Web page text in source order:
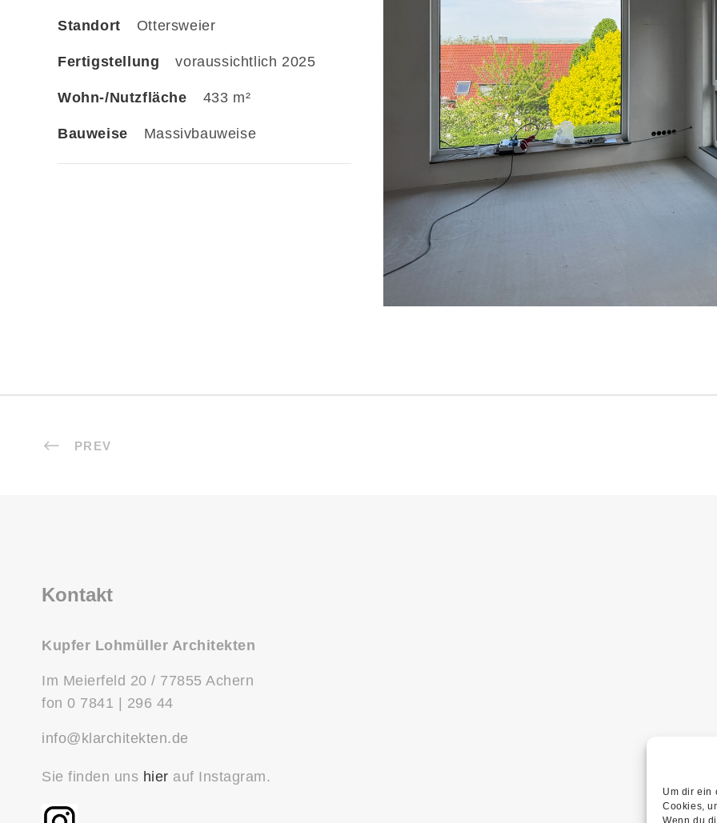
Um dir ein
Cookies,
Wenn du
Standort Ottersweier
Fertigstellung voraussichtlich 2025
Wohn-/Nutzfläche 433 m²
Bauweise Massivbauweise
PREV
Kontakt
Kupfer Lohmüller Architekten
Im Meierfeld 20 / 77855 Achern
fon 0 7841 | 296 44
info@klarchitekten.de
Sie finden uns hier auf Instagram.